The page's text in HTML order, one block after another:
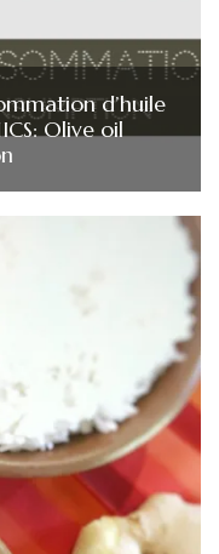
d’huile
Olive oil